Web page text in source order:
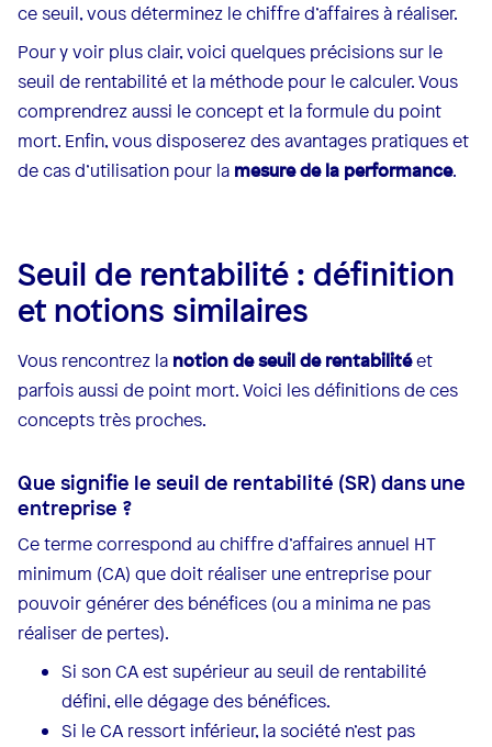
ce seuil, vous déterminez le chiffre d’affaires à réaliser.
Pour y voir plus clair, voici quelques précisions sur le
seuil de rentabilité et la méthode pour le calculer. Vous
comprendrez aussi le concept et la formule du point
mort. Enfin, vous disposerez des avantages pratiques et
de cas d’utilisation pour la mesure de la performance.
Seuil de rentabilité : définition
et notions similaires
Vous rencontrez la notion de seuil de rentabilitéet
parfois aussi de point mort. Voici les définitions de ces
concepts très proches.
Que signifie le seuil de rentabilité (SR) dans une
entreprise ?
Ce terme correspond au chiffre d’affaires annuel HT
minimum (CA) que doit réaliser une entreprise pour
pouvoir générer des bénéfices (ou a minima ne pas
réaliser de pertes).
Si son CA est supérieur au seuil de rentabilité
défini, elle dégage des bénéfices.
Si le CA ressort inférieur, la société n’est pas